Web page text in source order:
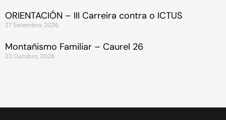
ORIENTACIÓN – III Carreira contra o ICTUS
27 Setembro, 2026
Montañismo Familiar – Caurel 26
23 Outubro, 2026